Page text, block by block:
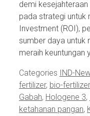
demi kesejahteraan
pada strategi untuk
Investment (ROI),
sumber daya untuk
meraih keuntungan
Categories IND-
fertilizer, bio-fertilizer
Gabah, Hologene 3,
ketahanan pangan,